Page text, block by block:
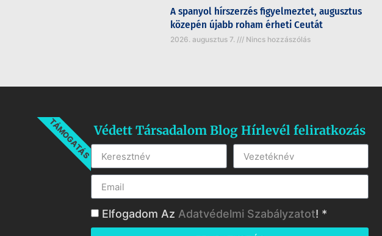
A spanyol hírszerzés figyelmeztet, augusztus
közepén újabb roham érheti Ceutát
2026. augusztus 7. Nincs hozzászólás
TÁMOGATÁSVédett Társadalom Blog Hírlevél feliratkozás
Elfogadom Az Adatvédelmi Szabályzatot! *